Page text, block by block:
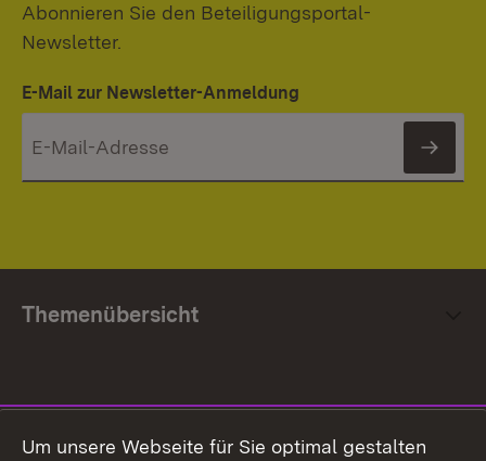
Abonnieren Sie den Beteiligungsportal-
Newsletter.
E-Mail zur Newsletter-Anmeldung
Themenübersicht
Um unsere Webseite für Sie optimal gestalten